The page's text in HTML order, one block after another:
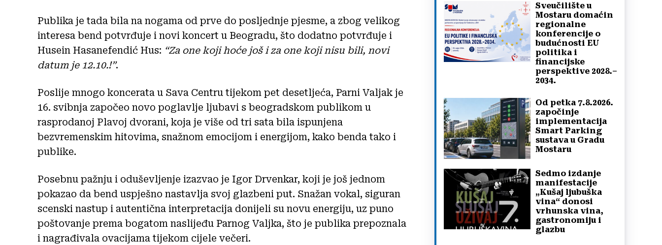
Publika je tada bila na nogama od prve do posljednje pjesme, a zbog velikog
interesa bend potvrđuje i novi koncert u Beogradu, što dodatno potvrđuje i
Husein Hasanefendić Hus: “Za one koji hoće još i za one koji nisu bili, novi
datum je 12.10.!”.
Poslije mnogo koncerata u Sava Centru tijekom pet desetljeća, Parni Valjak je
16. svibnja započeo novo poglavlje ljubavi s beogradskom publikom u
rasprodanoj Plavoj dvorani, koja je više od tri sata bila ispunjena
bezvremenskim hitovima, snažnom emocijom i energijom, kako benda tako i
publike.
Posebnu pažnju i oduševljenje izazvao je Igor Drvenkar, koji je još jednom
pokazao da bend uspješno nastavlja svoj glazbeni put. Snažan vokal, siguran
scenski nastup i autentična interpretacija donijeli su novu energiju, uz puno
poštovanje prema bogatom naslijeđu Parnog Valjka, što je publika prepoznala
i nagrađivala ovacijama tijekom cijele večeri.
Sveučilište u
Mostaru domaćin
regionalne
konferencije o
budućnosti EU
politika i
financijske
perspektive 2028.–
2034.
Od petka 7.8.2026.
započinje
implementacija
Smart Parking
sustava u Gradu
Mostaru
Sedmo izdanje
manifestacije
„Kušaj ljubuška
vina“ donosi
vrhunska vina,
gastronomiju i
glazbu